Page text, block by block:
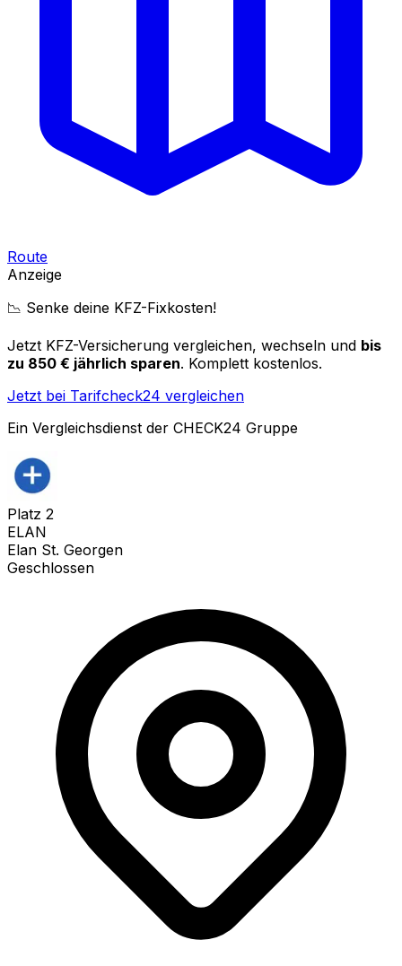
Route
Anzeige
📉 Senke deine KFZ-Fixkosten!
Jetzt KFZ-Versicherung vergleichen, wechseln und bis
zu 850 € jährlich sparen. Komplett kostenlos.
Jetzt bei Tarifcheck24 vergleichen
Ein Vergleichsdienst der CHECK24 Gruppe
Platz 2
ELAN
Elan St. Georgen
Geschlossen